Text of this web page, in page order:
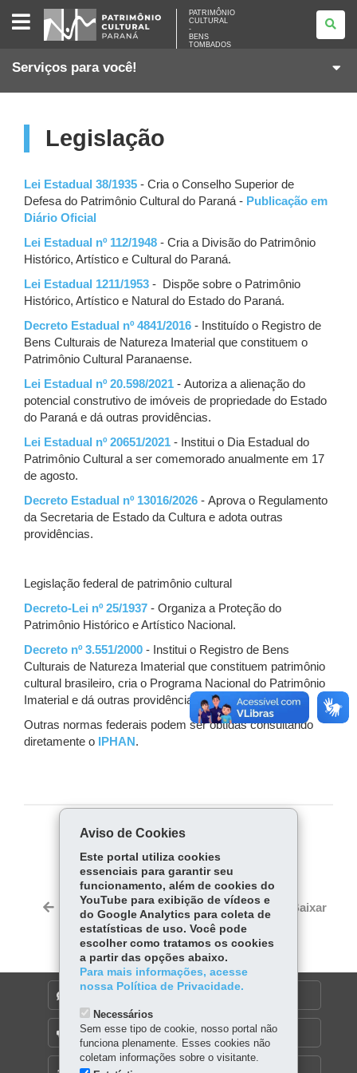
PATRIMÔNIO
CULTURAL
PATRIMÔNIO
CULTURAL
-
BENS
TOMBADOS
Serviços para você!
Legislação
Lei Estadual 38/1935 - Cria o Conselho Superior de
Defesa do Patrimônio Cultural do Paraná - Publicação em
Diário Oficial
Lei Estadual nº 112/1948 - Cria a Divisão do Patrimônio
Histórico, Artístico e Cultural do Paraná.
Lei Estadual 1211/1953 - Dispõe sobre o Patrimônio
Histórico, Artístico e Natural do Estado do Paraná.
Decreto Estadual nº 4841/2016 - Instituído o Registro de
Bens Culturais de Natureza Imaterial que constituem o
Patrimônio Cultural Paranaense.
Lei Estadual nº 20.598/2021 - Autoriza a alienação do
potencial construtivo de imóveis de propriedade do Estado
do Paraná e dá outras providências.
Lei Estadual nº 20651/2021 - Institui o Dia Estadual do
Patrimônio Cultural a ser comemorado anualmente em 17
de agosto.
Decreto Estadual nº 13016/2026 - Aprova o Regulamento
da Secretaria de Estado da Cultura e adota outras
providências.
Legislação federal de patrimônio cultural
Decreto-Lei nº 25/1937 - Organiza a Proteção do
Patrimônio Histórico e Artístico Nacional.
Decreto nº 3.551/2000 - Institui o Registro de Bens
Culturais de Natureza Imaterial que constituem patrimônio
cultural brasileiro, cria o Programa Nacional do Patrimônio
Imaterial e dá outras providências.
Outras normas federais podem ser obtidas consultando
diretamente o
IPHAN .
COMPARTILHE:
Fa
ce
bo
ok
Tw
itt
er
ha
ts
Ap
p
Voltar Início Imprimir Baixar
MAPA DO SITE
OUVIDORIA
Aviso de Cookies
Este portal utiliza cookies
essenciais para garantir seu
funcionamento, além de cookies do
YouTube para exibição de vídeos e
do Google Analytics para coleta de
estatísticas de uso. Você pode
escolher como tratamos os cookies
a partir das opções abaixo.
Para mais informações, acesse
nossa Política de Privacidade.
Necessários
Sem esse tipo de cookie, nosso portal não
funciona plenamente. Esses cookies não
coletam informações sobre o visitante.